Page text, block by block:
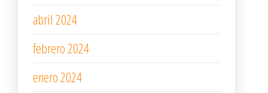
abril 2024
febrero 2024
enero 2024